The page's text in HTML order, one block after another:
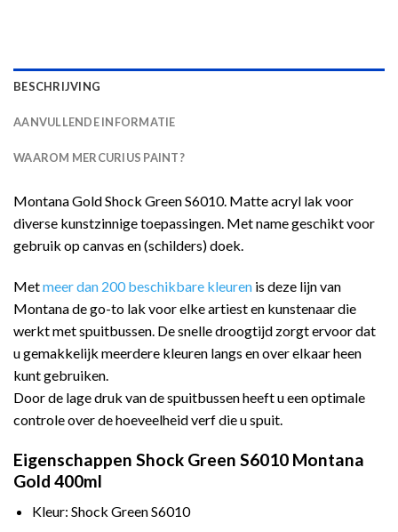
BESCHRIJVING
AANVULLENDE INFORMATIE
WAAROM MERCURIUS PAINT?
Montana Gold Shock Green S6010. Matte acryl lak voor
diverse kunstzinnige toepassingen. Met name geschikt voor
gebruik op canvas en (schilders) doek.
Metmeer dan 200 beschikbare kleuren is deze lijn van
Montana de go-to lak voor elke artiest en kunstenaar die
werkt met spuitbussen. De snelle droogtijd zorgt ervoor dat
u gemakkelijk meerdere kleuren langs en over elkaar heen
kunt gebruiken.
Door de lage druk van de spuitbussen heeft u een optimale
controle over de hoeveelheid verf die u spuit.
Eigenschappen Shock Green S6010 Montana
Gold 400ml
Kleur: Shock Green S6010